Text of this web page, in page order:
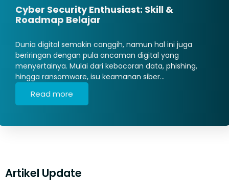
Cyber Security Enthusiast: Skill &
Roadmap Belajar
Dunia digital semakin canggih, namun hal ini juga
beriringan dengan pula ancaman digital yang
menyertainya. Mulai dari kebocoran data, phishing,
hingga ransomware, isu keamanan siber…
Read more
Artikel Update